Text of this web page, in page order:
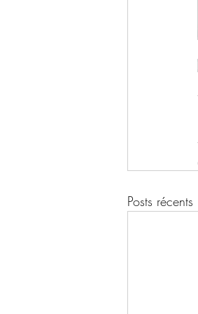
Posts récents